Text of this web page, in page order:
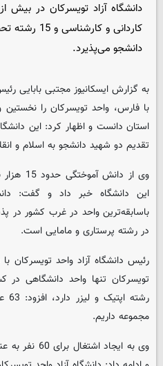
کاردانی و
دانشجو می‌پذیرد.
به گزارش ایسکانیوز مجتبی بابایی
با فارس، واحد تویسرکان را
استان دانست و اظهار کرد: این
تقدیم دو شهید دانشجو به اسلام و
این دانشگاه خبر داد و گفت:
باسابقه‌ترین واحد در غرب کشور در
در رشته پرستاری و مامایی است.
رئیس دانشگاه آزاد واحد تویسرکان
تویسرکان تنها واحد دانشگاهی
مجموعه داریم.
وی به ایجاد